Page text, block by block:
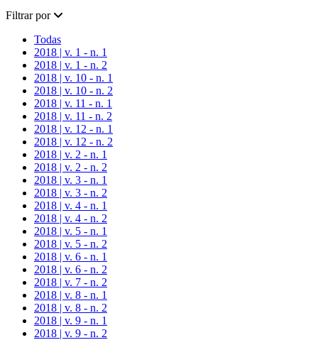
Filtrar por
Todas
2018 | v. 1 - n. 1
2018 | v. 1 - n. 2
2018 | v. 10 - n. 1
2018 | v. 10 - n. 2
2018 | v. 11 - n. 1
2018 | v. 11 - n. 2
2018 | v. 12 - n. 1
2018 | v. 12 - n. 2
2018 | v. 2 - n. 1
2018 | v. 2 - n. 2
2018 | v. 3 - n. 1
2018 | v. 3 - n. 2
2018 | v. 4 - n. 1
2018 | v. 4 - n. 2
2018 | v. 5 - n. 1
2018 | v. 5 - n. 2
2018 | v. 6 - n. 1
2018 | v. 6 - n. 2
2018 | v. 7 - n. 2
2018 | v. 8 - n. 1
2018 | v. 8 - n. 2
2018 | v. 9 - n. 1
2018 | v. 9 - n. 2